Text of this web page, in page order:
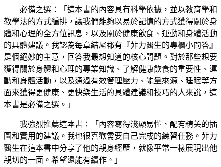
必備之選：「這本書的內容具有科學依據，並以教育學和
教學法的方式編排，讓我們能夠以易於記憶的方式獲得關於身
體和心理的全方位訊息，以及關於健康飲食、運動和身體活動
的具體建議。我認為每章結尾都有『菲力醫生的專欄小問答』
是個絕妙的主意，回答我最想知道的核心問題。對於那些想要
獲得關於身體和心理的專業知識、了解健康飲食的重要性、運
動和身體活動，以及通過有效管理壓力、能量來源、睡眠等方
面來獲得更健康、更快樂生活的具體建議和技巧的人來說，這
本書是必備之選。」
我強烈推薦這本書：「內容寫得淺顯易懂，配有精美的插
圖和實用的建議。我也很喜歡需要自己完成的練習任務。菲力
醫生在這本書中分享了他的親身經歷，就像平常一樣展現出他
親切的一面。希望還能有續作。」